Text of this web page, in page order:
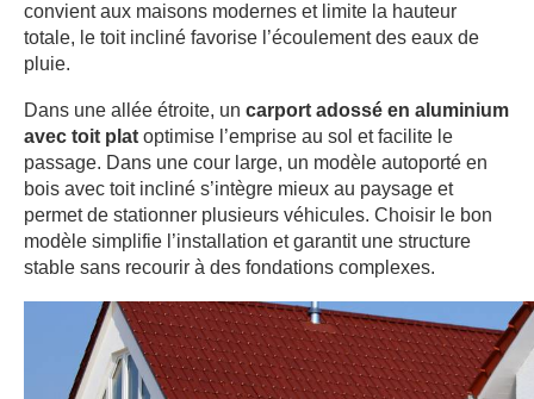
convient aux maisons modernes et limite la hauteur
totale, le toit incliné favorise l’écoulement des eaux de
pluie.
Dans une allée étroite, un carport adossé en aluminium
avec toit plat optimise l’emprise au sol et facilite le
passage. Dans une cour large, un modèle autoporté en
bois avec toit incliné s’intègre mieux au paysage et
permet de stationner plusieurs véhicules. Choisir le bon
modèle simplifie l’installation et garantit une structure
stable sans recourir à des fondations complexes.